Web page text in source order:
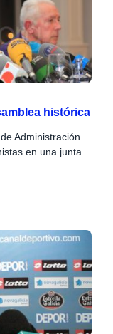
histórica
Administración
en una junta